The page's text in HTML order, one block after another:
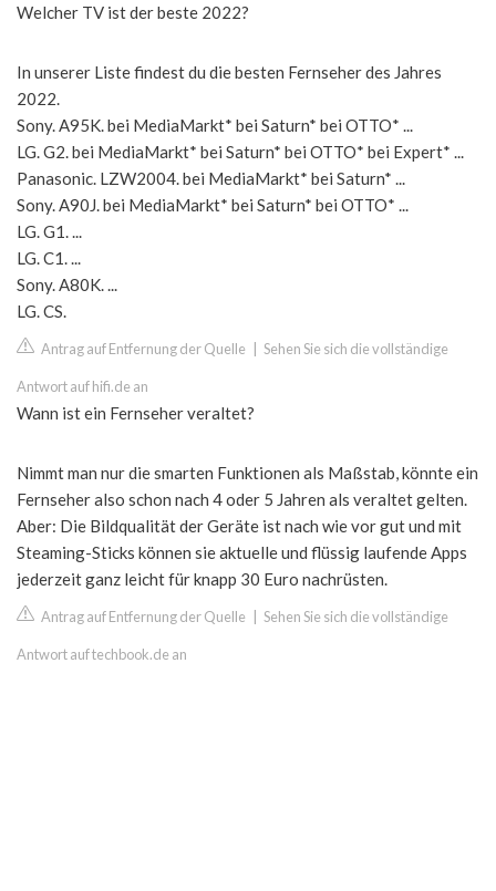
Welcher TV ist der beste 2022?
In unserer Liste findest du die besten Fernseher des Jahres
2022.
Sony. A95K. bei MediaMarkt* bei Saturn* bei OTTO* ...
LG. G2. bei MediaMarkt* bei Saturn* bei OTTO* bei Expert* ...
Panasonic. LZW2004. bei MediaMarkt* bei Saturn* ...
Sony. A90J. bei MediaMarkt* bei Saturn* bei OTTO* ...
LG. G1. ...
LG. C1. ...
Sony. A80K. ...
LG. CS.
Antrag auf Entfernung der Quelle Sehen Sie sich die vollständige
Antwort auf hifi.de an
Wann ist ein Fernseher veraltet?
Nimmt man nur die smarten Funktionen als Maßstab, könnte ein
Fernseher also schon nach 4 oder 5 Jahren als veraltet gelten.
Aber: Die Bildqualität der Geräte ist nach wie vor gut und mit
Steaming-Sticks können sie aktuelle und flüssig laufende Apps
jederzeit ganz leicht für knapp 30 Euro nachrüsten.
Antrag auf Entfernung der Quelle Sehen Sie sich die vollständige
Antwort auf techbook.de an